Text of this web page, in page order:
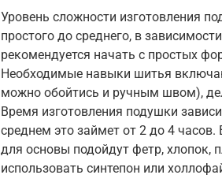
Уровень сложности изготовления
простого до среднего, в
рекомендуется начать с простых
Необходимые навыки шитья
можно обойтись и ручным швом),
Время изготовления подушки
среднем это займет от 2 до 4
для основы подойдут фетр, хлопок,
использовать синтепон или